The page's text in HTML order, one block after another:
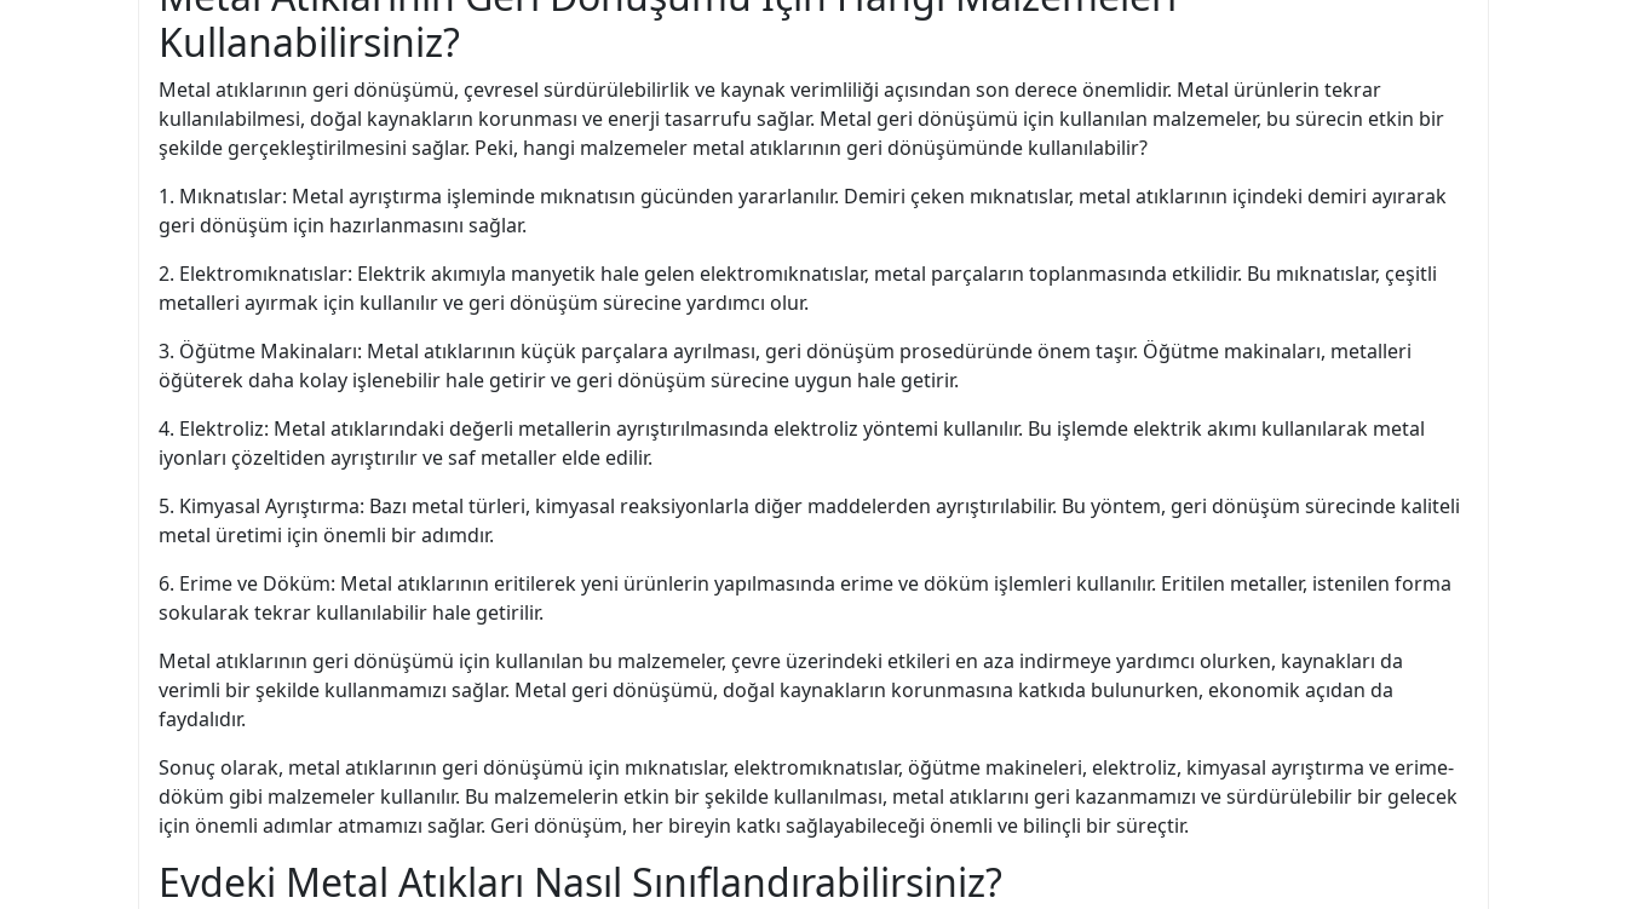
Kullanabilirsiniz?
Metal atıklarının geri dönüşümü, çevresel sürdürülebilirlik ve kaynak verimliliği açısından son derece önemlidir. Metal ürünlerin tekrar
kullanılabilmesi, doğal kaynakların korunması ve enerji tasarrufu sağlar. Metal geri dönüşümü için kullanılan malzemeler, bu sürecin etkin bir
şekilde gerçekleştirilmesini sağlar. Peki, hangi malzemeler metal atıklarının geri dönüşümünde kullanılabilir?
1. Mıknatıslar: Metal ayrıştırma işleminde mıknatısın gücünden yararlanılır. Demiri çeken mıknatıslar, metal atıklarının içindeki demiri ayırarak
geri dönüşüm için hazırlanmasını sağlar.
2. Elektromıknatıslar: Elektrik akımıyla manyetik hale gelen elektromıknatıslar, metal parçaların toplanmasında etkilidir. Bu mıknatıslar, çeşitli
metalleri ayırmak için kullanılır ve geri dönüşüm sürecine yardımcı olur.
3. Öğütme Makinaları: Metal atıklarının küçük parçalara ayrılması, geri dönüşüm prosedüründe önem taşır. Öğütme makinaları, metalleri
öğüterek daha kolay işlenebilir hale getirir ve geri dönüşüm sürecine uygun hale getirir.
4. Elektroliz: Metal atıklarındaki değerli metallerin ayrıştırılmasında elektroliz yöntemi kullanılır. Bu işlemde elektrik akımı kullanılarak metal
iyonları çözeltiden ayrıştırılır ve saf metaller elde edilir.
5. Kimyasal Ayrıştırma: Bazı metal türleri, kimyasal reaksiyonlarla diğer maddelerden ayrıştırılabilir. Bu yöntem, geri dönüşüm sürecinde kaliteli
metal üretimi için önemli bir adımdır.
6. Erime ve Döküm: Metal atıklarının eritilerek yeni ürünlerin yapılmasında erime ve döküm işlemleri kullanılır. Eritilen metaller, istenilen forma
sokularak tekrar kullanılabilir hale getirilir.
Metal atıklarının geri dönüşümü için kullanılan bu malzemeler, çevre üzerindeki etkileri en aza indirmeye yardımcı olurken, kaynakları da
verimli bir şekilde kullanmamızı sağlar. Metal geri dönüşümü, doğal kaynakların korunmasına katkıda bulunurken, ekonomik açıdan da
faydalıdır.
Sonuç olarak, metal atıklarının geri dönüşümü için mıknatıslar, elektromıknatıslar, öğütme makineleri, elektroliz, kimyasal ayrıştırma ve erime-
döküm gibi malzemeler kullanılır. Bu malzemelerin etkin bir şekilde kullanılması, metal atıklarını geri kazanmamızı ve sürdürülebilir bir gelecek
için önemli adımlar atmamızı sağlar. Geri dönüşüm, her bireyin katkı sağlayabileceği önemli ve bilinçli bir süreçtir.
Evdeki Metal Atıkları Nasıl Sınıflandırabilirsiniz?